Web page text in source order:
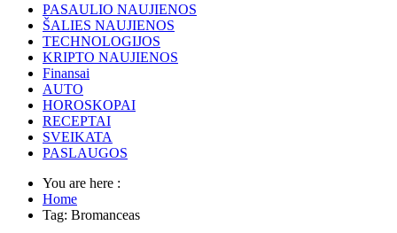
PASAULIO NAUJIENOS
ŠALIES NAUJIENOS
TECHNOLOGIJOS
KRIPTO NAUJIENOS
Finansai
AUTO
HOROSKOPAI
RECEPTAI
SVEIKATA
PASLAUGOS
You are here :
Home
Tag: Bromanceas